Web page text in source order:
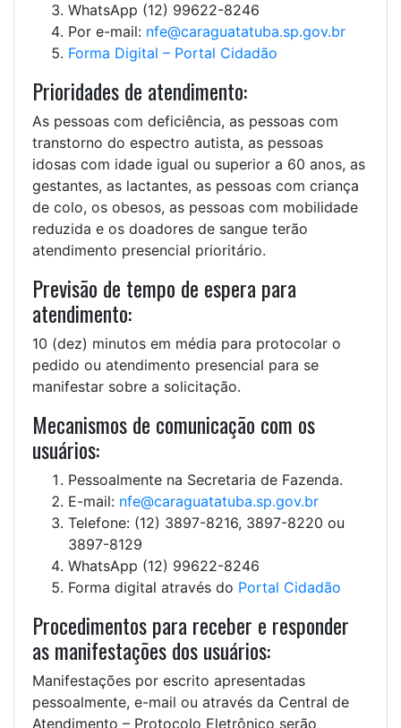
WhatsApp (12) 99622-8246
Por e-mail: nfe@caraguatatuba.sp.gov.br
Forma Digital – Portal Cidadão
Prioridades de atendimento:
As pessoas com deficiência, as pessoas com
transtorno do espectro autista, as pessoas
idosas com idade igual ou superior a 60 anos, as
gestantes, as lactantes, as pessoas com criança
de colo, os obesos, as pessoas com mobilidade
reduzida e os doadores de sangue terão
atendimento presencial prioritário.
Previsão de tempo de espera para
atendimento:
10 (dez) minutos em média para protocolar o
pedido ou atendimento presencial para se
manifestar sobre a solicitação.
Mecanismos de comunicação com os
usuários:
Pessoalmente na Secretaria de Fazenda.
E-mail: nfe@caraguatatuba.sp.gov.br
Telefone: (12) 3897-8216, 3897-8220 ou
3897-8129
WhatsApp (12) 99622-8246
Forma digital através do Portal Cidadão
Procedimentos para receber e responder
as manifestações dos usuários:
Manifestações por escrito apresentadas
pessoalmente, e-mail ou através da Central de
Atendimento – Protocolo Eletrônico serão